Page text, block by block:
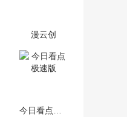
漫云创